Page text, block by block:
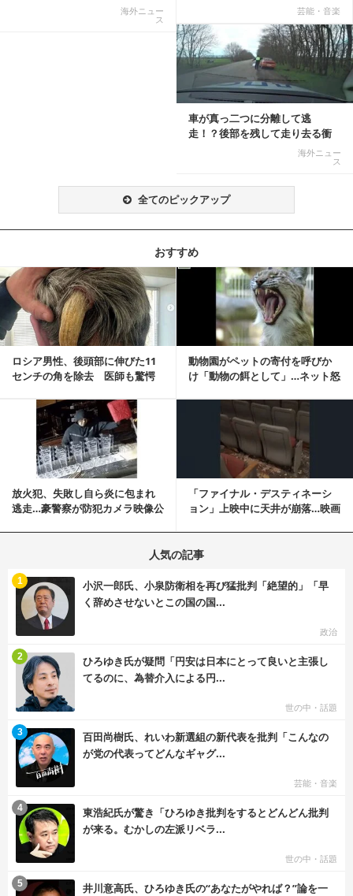
海外ニュー
ス
芸能・音楽
車が真っ二つに分離して逃
走！？後部を残して走り去る衝
海外ニュー
ス
全てのピックアップ
おすすめ
ロシア男性、後頭部に伸びた11
センチの角を除去 医師も驚愕
動物園がペットの寄付を呼びか
け「動物の餌として」…ネット怒
記事を読む
放火犯、失敗し自ら炎に包まれ
逃走…豪警察が防犯カメラ映像公
「ファイナル・デスティネーシ
ョン」上映中に天井が崩落…映画
記事を読む
人気の記事
小沢一郎氏、小泉防衛相を再び猛批判「絶望的」「早
く辞めさせないとこの国の国...
政治
1
ひろゆき氏が疑問「円安は日本にとって良いと主張し
てるのに、為替介入による円...
世の中・話題
2
百田尚樹氏、れいわ新選組の新代表を批判「こんなの
が党の代表ってどんなギャグ...
芸能・音楽
3
東浩紀氏が驚き「ひろゆき批判をするとどんどん批判
が来る。むかしの左派リベラ...
世の中・話題
4
井川意高氏、ひろゆき氏の“あなたがやれば？”論を一
5